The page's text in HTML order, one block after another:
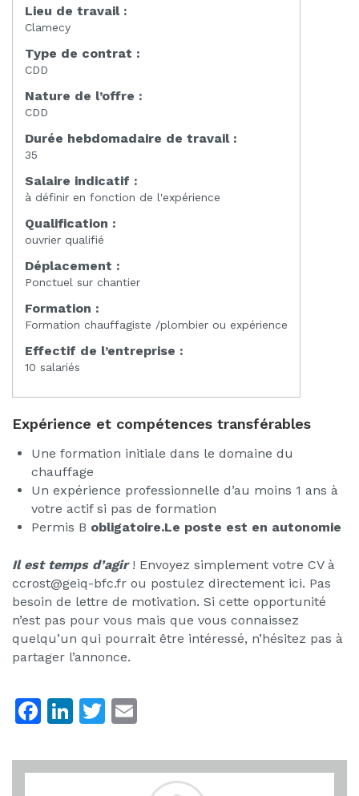
Lieu de travail :
Clamecy
Type de contrat :
CDD
Nature de l’offre :
CDD
Durée hebdomadaire de travail :
35
Salaire indicatif :
à définir en fonction de l'expérience
Qualification :
ouvrier qualifié
Déplacement :
Ponctuel sur chantier
Formation :
Formation chauffagiste /plombier ou expérience
Effectif de l’entreprise :
10 salariés
Expérience et compétences transférables
Une formation initiale dans le domaine du
chauffage
Un expérience professionnelle d’au moins 1 ans à
votre actif si pas de formation
Permis B obligatoire.Le poste est en autonomie
Il est temps d’agir ! Envoyez simplement votre CV à
ccrost@geiq-bfc.fr ou postulez directement ici. Pas
besoin de lettre de motivation. Si cette opportunité
n’est pas pour vous mais que vous connaissez
quelqu’un qui pourrait être intéressé, n’hésitez pas à
partager l’annonce.
F
c
Li
k
T
itt ai